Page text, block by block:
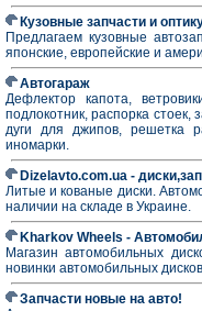
Кузовные запчасти и
Предлагаем кузовные
японские, европейские и
Автогараж
Дефлектор капота,
подлокотник, распорка
дуги для джипов, решетка
иномарки.
Dizelavto.com.ua -
Литые и кованые диски.
наличии на складе в Украине.
Kharkov Wheels -
Магазин автомобильных
новинки автомобильных
Запчасти новые на авто!